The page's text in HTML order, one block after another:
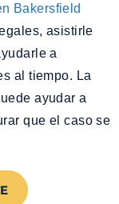
Bakersfield
asistirle
a
al tiempo. La
ayudar a
que el caso se